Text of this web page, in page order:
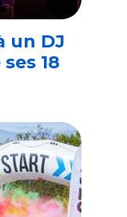
un DJ
18